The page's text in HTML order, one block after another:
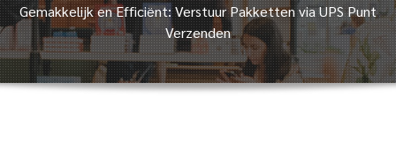
Gemakkelijk en Efficiënt: Verstuur Pakketten via UPS Punt
Verzenden